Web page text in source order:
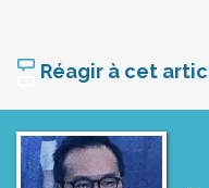
Réagir à cet